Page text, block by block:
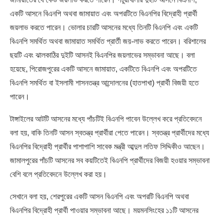
একটি আসনে বিএনপি অথবা জামায়াত এবং অপরটিতে বিএনপির বিদ্রোহী প্রার্থী
জয়লাভ করতে পারেন। ভোলার চারটি আসনের মধ্যে তিনটি বিএনপি এবং একটি
বিএনপি সমর্থিত অথবা জামায়াত সমর্থিত প্রার্তী জয়-লাভ করতে পারেন। বরিশালের
ছয়টি এবং ঝালকাঠির দুইটি আসনই বিএনপির জয়লাভের সম্ভাবনা আছে। বলা
হয়েছে, পিরোজপুরের একটি আসনে জামায়াত, একটিতে বিএনপি এবং অপরটিতে
বিএনপি সমর্থিত বা ইসলামী শাসনতন্ত্র আন্দোলনের (হাতপাখা) প্রার্থী বিজয়ী হতে
পারেন।
টাঙ্গাইলের আটটি আসনের মধ্যে পাঁচটিই বিএনপি পাবেন উল্লেখ করে প্রতিবেদনে
বলা হয়, বাকি তিনটি আসন স্বতন্ত্র প্রার্থীরা পেতে পারেন। স্বতন্ত্র প্রার্থীদের মধ্যে
বিএনপির বিদ্রোহী প্রার্থীর পাশাপাশি সাবেক মন্ত্রী আব্দুল লতিফ সিদ্দিকীও আছেন।
জামালপুরের পাঁচটি আসনের সব কয়টিতেই বিএনপি প্রার্থীদের বিজয়ী হওয়ার সম্ভাবনা
বেশি বলে প্রতিবেদনে উল্লেখ করা হয়।
সেখানে বলা হয়, শেরপুরের একটি আসন বিএনপি এবং অপরটি বিএনপি অথবা
বিএনপির বিদ্রোহী প্রার্থী পাওয়ার সম্ভাবনা আছে। ময়মনসিংহের ১১টি আসনের